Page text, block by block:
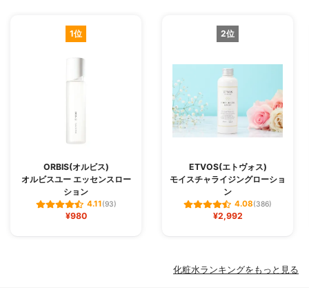
1位
ORBIS(オルビス)
オルビスユー エッセンスロー
ション
4.11(93)
¥980
2位
ETVOS(エトヴォス)
モイスチャライジングローショ
ン
4.08(386)
¥2,992
化粧水ランキングをもっと見る